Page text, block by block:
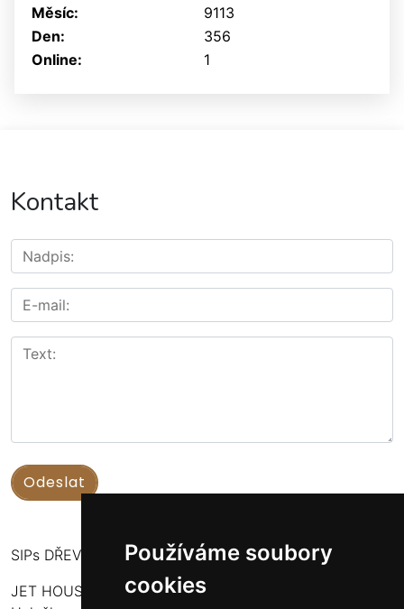
Používáme soubory
cookies
Online: 1
Měsíc:
9113
Den:
356
Kontakt
SIPs DŘEVOSTAVBY
JET HOUSE S.R.O.